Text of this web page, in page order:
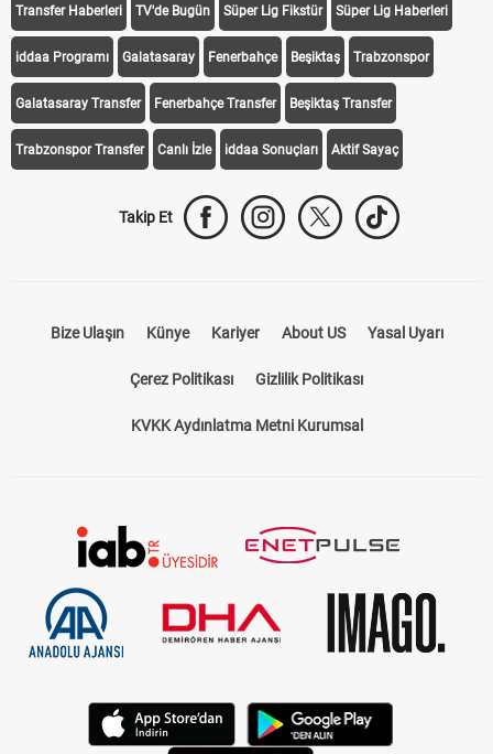
Transfer Haberleri TV'de Bugün Süper Lig Fikstür Süper Lig Haberleri
iddaa Programı Galatasaray Fenerbahçe Beşiktaş Trabzonspor
Galatasaray Transfer Fenerbahçe Transfer Beşiktaş Transfer
Trabzonspor Transfer Canlı İzle iddaa Sonuçları Aktif Sayaç
Takip Et
Bize Ulaşın Künye Kariyer About US Yasal Uyarı
Çerez Politikası Gizlilik Politikası
KVKK Aydınlatma Metni Kurumsal